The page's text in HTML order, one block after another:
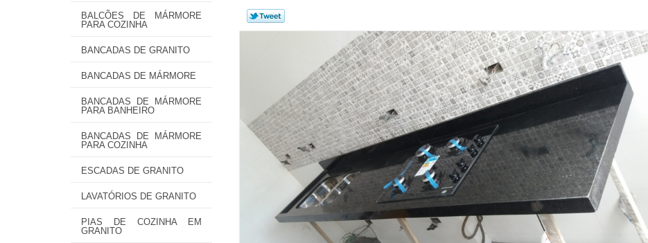
BALCÕES DE MÁRMORE
PARA COZINHA
BANCADAS DE GRANITO
BANCADAS DE MÁRMORE
BANCADAS DE MÁRMORE
PARA BANHEIRO
BANCADAS DE MÁRMORE
PARA COZINHA
ESCADAS DE GRANITO
LAVATÓRIOS DE GRANITO
PIAS DE COZINHA EM
GRANITO